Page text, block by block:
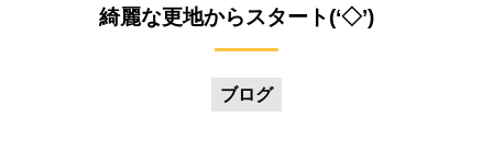
綺麗な更地からスタート(‘◇’)ゞ
ブログ